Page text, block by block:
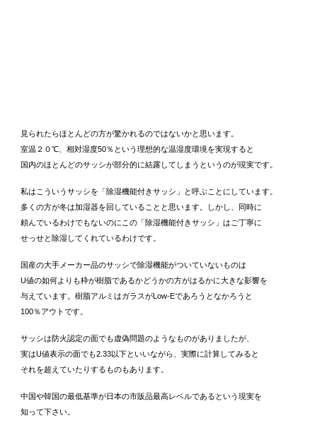
見られたらほとんどの方が驚かれるのではないかと思います。
室温２０℃、相対湿度50％という理想的な温湿度環境を実現すると
国内のほとんどのサッシが部分的に結露してしまうというのが現実です。
私はこういうサッシを「除湿機能付きサッシ」と呼ぶことにしています。
多くの方が冬は加湿器を回していることと思います。しかし、同時に
頼んでいるわけでもないのにこの「除湿機能付きサッシ」はご丁寧に
せっせと除湿してくれているわけです。
国産の大手メーカー品のサッシで除湿機能がついていないものは
U値の如何よりも枠が樹脂であるかどうかの方がはるかに大きな影響を
与えています。樹脂アルミはガラスがLow-Eであろうとなかろうと
100％アウトです。
サッシは防火認定の面でも虚偽問題のようなものがありましたが、
実はU値表示の面でも2.33以下といいながら、実際に計算してみると
それを超えていたりするものもあります。
中国や韓国の最低基準が日本の市販品最高レベルであるという現実を
知って下さい。